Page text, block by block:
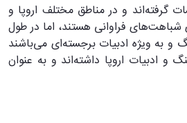
گرفته‌اند و در مناطق مختلف اروپا و
شباهت‌های فراوانی هستند، اما در طول
و به ویژه ادبیات برجسته‌ای می‌باشند
ادبیات اروپا داشته‌اند و به عنوان